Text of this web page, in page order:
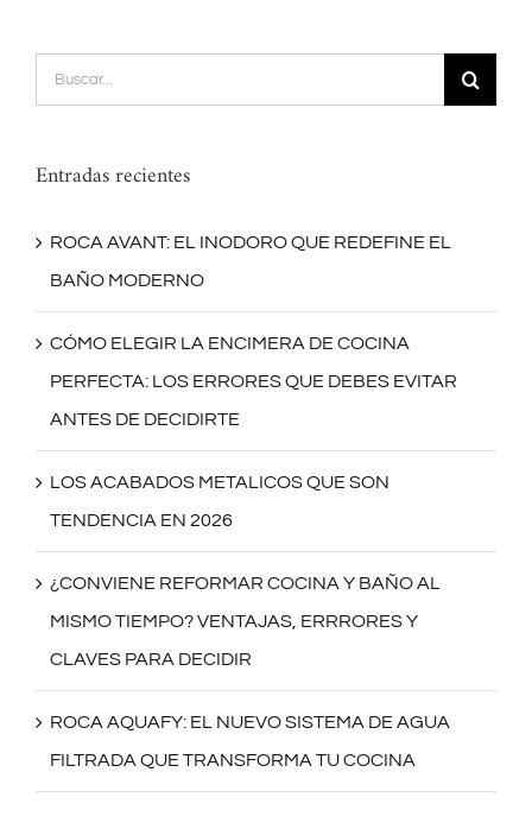
Buscar:
Entradas recientes
ROCA AVANT: EL INODORO QUE REDEFINE EL
BAÑO MODERNO
CÓMO ELEGIR LA ENCIMERA DE COCINA
PERFECTA: LOS ERRORES QUE DEBES EVITAR
ANTES DE DECIDIRTE
LOS ACABADOS METALICOS QUE SON
TENDENCIA EN 2026
¿CONVIENE REFORMAR COCINA Y BAÑO AL
MISMO TIEMPO? VENTAJAS, ERRRORES Y
CLAVES PARA DECIDIR
ROCA AQUAFY: EL NUEVO SISTEMA DE AGUA
FILTRADA QUE TRANSFORMA TU COCINA